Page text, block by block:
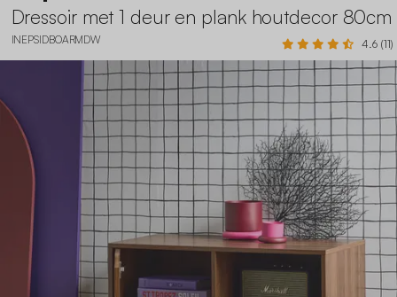
Dressoir met 1 deur en plank houtdecor 80cm
INEPSIDBOARMDW 4.6 (11)